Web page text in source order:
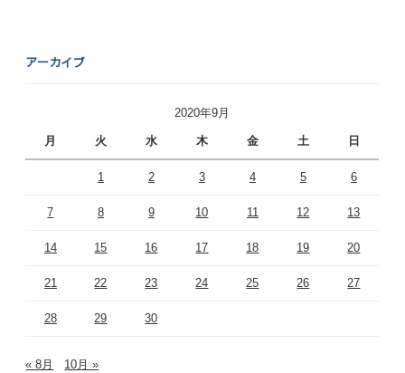
アーカイブ
2020年9月
月 火 水 木 金 土 日
1 2 3 4 5 6
7 8 9 10 11 12 13
14 15 16 17 18 19 20
21 22 23 24 25 26 27
28 29 30
« 8月 10月 »